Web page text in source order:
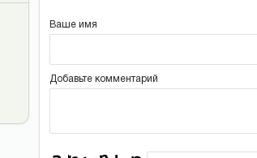
Ваше имя
Добавьте комментарий